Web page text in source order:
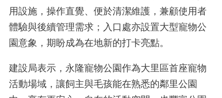
用設施，操作直覺、便於清潔維護，兼顧使用者
體驗與後續管理需求；入口處亦設置大型寵物公
園意象，期盼成為在地新的打卡亮點。
建設局表示，永隆寵物公園作為大里區首座寵物
活動場域，讓飼主與毛孩能在熟悉的鄰里公園